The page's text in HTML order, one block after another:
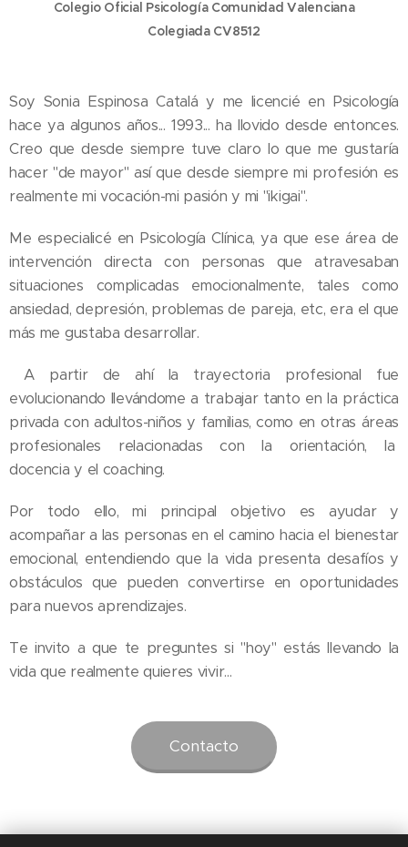
Colegio Oficial Psicología Comunidad Valenciana
Colegiada CV8512
Soy Sonia Espinosa Catalá y me licencié en Psicología
hace ya algunos años... 1993... ha llovido desde entonces.
Creo que desde siempre tuve claro lo que me gustaría
hacer "de mayor" así que desde siempre mi profesión es
realmente mi vocación-mi pasión y mi "ikigai".
Me especialicé en Psicología Clínica, ya que ese área de
intervención directa con personas que atravesaban
situaciones complicadas emocionalmente, tales como
ansiedad, depresión, problemas de pareja, etc, era el que
más me gustaba desarrollar.
A partir de ahí la trayectoria profesional fue
evolucionando llevándome a trabajar tanto en la práctica
privada con adultos-niños y familias, como en otras áreas
profesionales relacionadas con la orientación, la
docencia y el coaching.
Por todo ello, mi principal objetivo es ayudar y
acompañar a las personas en el camino hacia el bienestar
emocional, entendiendo que la vida presenta desafíos y
obstáculos que pueden convertirse en oportunidades
para nuevos aprendizajes.
Te invito a que te preguntes si "hoy" estás llevando la
vida que realmente quieres vivir...
Contacto